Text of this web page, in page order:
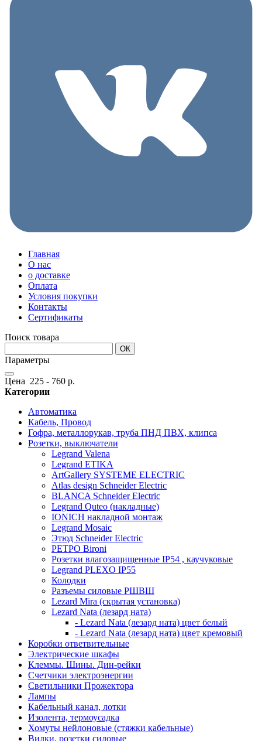
Главная
О нас
о доставке
Оплата
Условия покупки
Контакты
Сертификаты
Поиск товара
ОК
Параметры
Цена 225 - 760 р.
Категории
Автоматика
Кабель, Провод
Гофра, металлорукав, труба ПНД ПВХ, клипса
Розетки, выключатели
Legrand Valena
Legrand ETIKA
ArtGallery SYSTEME ELECTRIC
Atlas design Schneider Electric
BLANCA Schneider Electric
Legrand Quteo (накладные)
IONICH накладной монтаж
Legrand Mosaic
Этюд Schneider Electric
РЕТРО Bironi
Розетки влагозащищенные IP54 , каучуковые
Legrand PLEXO IP55
Колодки
Разъемы силовые РШВШ
Lezard Mira (скрытая установка)
Lezard Nata (лезард ната)
- Lezard Nata (лезард ната) цвет белый
- Lezard Nata (лезард ната) цвет кремовый
Коробки ответвительные
Электрические шкафы
Клеммы. Шины. Дин-рейки
Счетчики электроэнергии
Светильники Прожектора
Лампы
Кабельный канал, лотки
Изолента, термоусадка
Хомуты нейлоновые (стяжки кабельные)
Вилки, розетки силовые